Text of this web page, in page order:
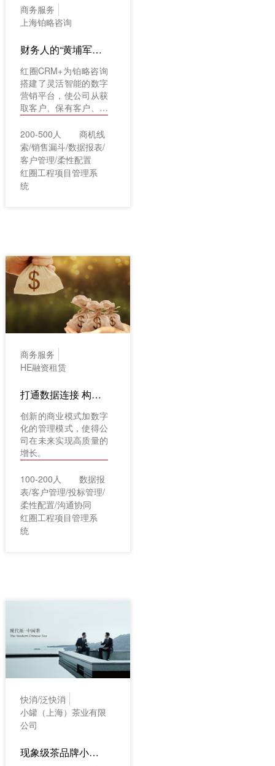
商务服务
上海铂略咨询
财务人的“黄埔军校”如何升级自身营销和客户服务能力？
红圈CRM+为铂略咨询
搭建了灵活智能的数字
营销平台，使公司从获
取客户、保有客户、提
升客户价值、部门协
同、销售过程可视化、
数据分析等方面都有了
较大程度的提升，推动
了业绩的稳定增长。
200-500人
商机线
索/销售漏斗/数据报表/
客户管理/柔性配置
红圈工程项目管理系
统
商务服务
HE融资租赁
打通数据连接 构建360°客户数据平台
创新的商业模式加数字
化的管理模式，使得公
司在未来实现高质量的
增长。
100-200人
数据报
表/客户管理/投标管理/
柔性配置/沟通协同
红圈工程项目管理系
统
快消/泛快消
小罐（上海）茶业有限
公司
现象级茶品牌小罐茶的营销利器